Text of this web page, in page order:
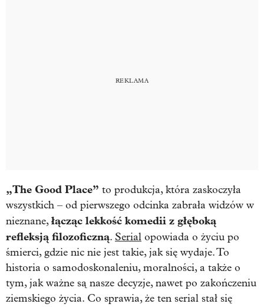
„The Good Place” to produkcja, która zaskoczyła
wszystkich – od pierwszego odcinka zabrała widzów w
nieznane,łącząc lekkość komedii z głęboką
refleksją filozoficzną. Serial opowiada o życiu po
śmierci, gdzie nic nie jest takie, jak się wydaje. To
historia o samodoskonaleniu, moralności, a także o
tym, jak ważne są nasze decyzje, nawet po zakończeniu
ziemskiego życia. Co sprawia, że ten serial stał się